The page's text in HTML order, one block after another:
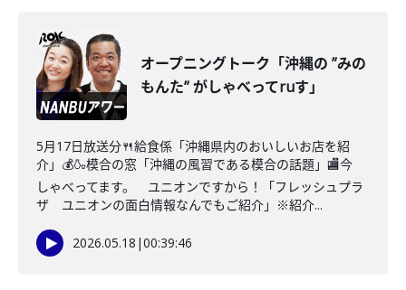
オープニングトーク「沖縄の ”みの
もんた” がしゃべってruす」
5月17日放送分🍴給食係「沖縄県内のおいしいお店を紹
介」💰🍶模合の窓「沖縄の風習である模合の話題」🏬今
しゃべってます。 ユニオンですから！「フレッシュプラ
ザ ユニオンの面白情報なんでもご紹介」※紹介...
2026.05.18 |00:39:46